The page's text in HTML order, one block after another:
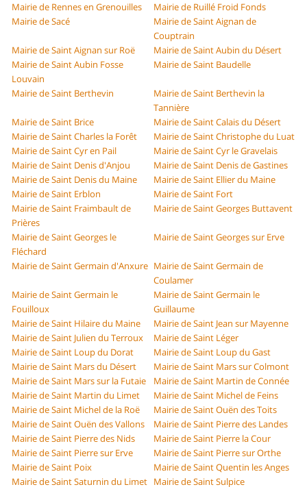
Mairie de Rennes en Grenouilles
Mairie de Ruillé Froid Fonds
Mairie de Sacé
Mairie de Saint Aignan de
Couptrain
Mairie de Saint Aignan sur Roë
Mairie de Saint Aubin du Désert
Mairie de Saint Aubin Fosse
Louvain
Mairie de Saint Baudelle
Mairie de Saint Berthevin
Mairie de Saint Berthevin la
Tannière
Mairie de Saint Brice
Mairie de Saint Calais du Désert
Mairie de Saint Charles la Forêt
Mairie de Saint Christophe du Luat
Mairie de Saint Cyr en Pail
Mairie de Saint Cyr le Gravelais
Mairie de Saint Denis d'Anjou
Mairie de Saint Denis de Gastines
Mairie de Saint Denis du Maine
Mairie de Saint Ellier du Maine
Mairie de Saint Erblon
Mairie de Saint Fort
Mairie de Saint Fraimbault de
Prières
Mairie de Saint Georges Buttavent
Mairie de Saint Georges le
Fléchard
Mairie de Saint Georges sur Erve
Mairie de Saint Germain d'Anxure Mairie de Saint Germain de
Coulamer
Mairie de Saint Germain le
Fouilloux
Mairie de Saint Germain le
Guillaume
Mairie de Saint Hilaire du Maine
Mairie de Saint Jean sur Mayenne
Mairie de Saint Julien du Terroux
Mairie de Saint Léger
Mairie de Saint Loup du Dorat
Mairie de Saint Loup du Gast
Mairie de Saint Mars du Désert
Mairie de Saint Mars sur Colmont
Mairie de Saint Mars sur la Futaie
Mairie de Saint Martin de Connée
Mairie de Saint Martin du Limet
Mairie de Saint Michel de Feins
Mairie de Saint Michel de la Roë
Mairie de Saint Ouën des Toits
Mairie de Saint Ouën des Vallons
Mairie de Saint Pierre des Landes
Mairie de Saint Pierre des Nids
Mairie de Saint Pierre la Cour
Mairie de Saint Pierre sur Erve
Mairie de Saint Pierre sur Orthe
Mairie de Saint Poix
Mairie de Saint Quentin les Anges
Mairie de Saint Saturnin du Limet Mairie de Saint Sulpice